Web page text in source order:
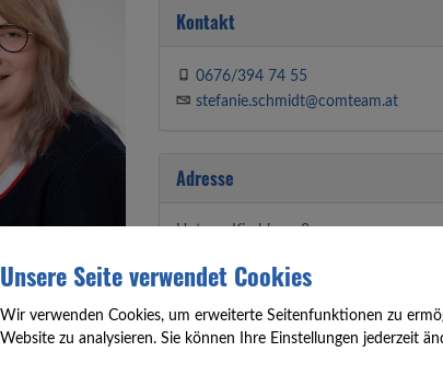
Kontakt
0676/394 74 55
stefanie.schmidt@comteam.at
Adresse
Unterm Kirchberg 3
Unsere Seite verwendet Cookies
Wir verwenden Cookies, um erweiterte Seitenfunktionen zu
Website zu analysieren. Sie können Ihre Einstellungen jederzeit